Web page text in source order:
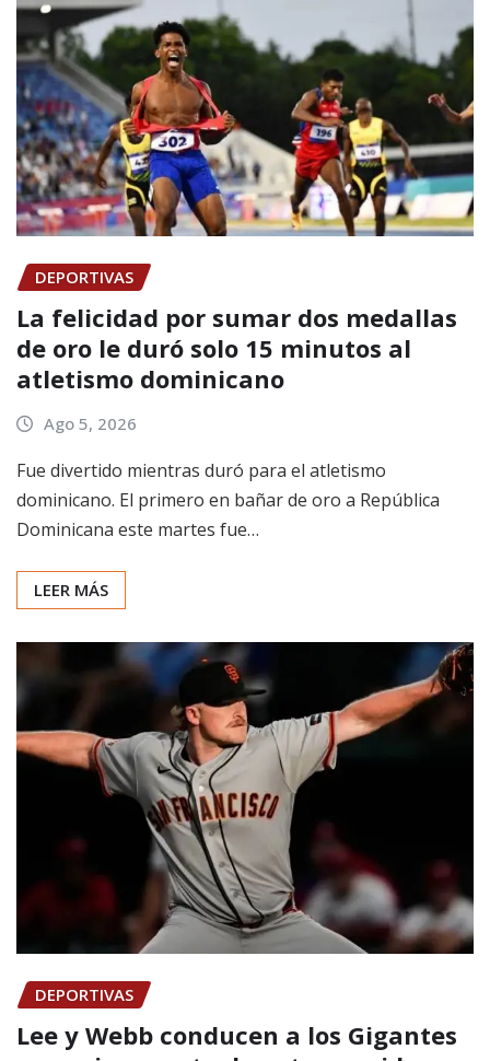
DEPORTIVAS
La felicidad por sumar dos medallas
de oro le duró solo 15 minutos al
atletismo dominicano
Ago 5, 2026
Fue divertido mientras duró para el atletismo
dominicano. El primero en bañar de oro a República
Dominicana este martes fue…
LEER MÁS
DEPORTIVAS
Lee y Webb conducen a los Gigantes